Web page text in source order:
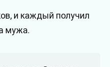
и каждый получил
мужа.